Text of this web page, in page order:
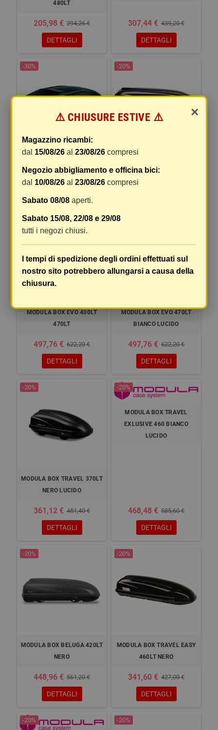
480LT
205,98 € 294,26 €
DETTAGLI
307,44 € 439,20 €
DETTAGLI
-30%
205,98 € 294,26 €
-20%
MODULA BOX BELUGA 420 LT
370,88 €
-20%
MODULA BOX EVO 400LT
470LT
497,76 € 622,20 €
DETTAGLI
-20%
MODULA BOX EVO 470LT
BIANCO LUCIDO
497,76 € 622,20 €
DETTAGLI
-20%
MODULA BOX TRAVEL 370LT
NERO LUCIDO
361,12 € 451,40 €
DETTAGLI
-20%
MODULA BOX TRAVEL
EXLUSIVE 460 BIANCO
LUCIDO
468,48 € 585,60 €
DETTAGLI
-20%
MODULA BOX BELUGA 420LT
NERO
448,96 € 561,20 €
DETTAGLI
-20%
MODULA BOX TRAVEL EASY
460LT NERO
341,60 € 427,00 €
DETTAGLI
-20% -20%
×
⚠️ CHIUSURE ESTIVE ⚠️
Magazzino ricambi:
dal 15/08/26 al23/08/26 compresi
Negozio abbigliamento e officina bici:
dal 10/08/26 al23/08/26 compresi
Sabato 08/08 aperti.
Sabato 15/08, 22/08 e 29/08
tutti i negozi chiusi.
I tempi di spedizione degli ordini effettuati sul
nostro sito potrebbero allungarsi a causa della
chiusura.